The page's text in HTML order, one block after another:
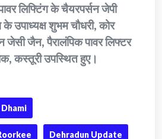
पावर लिफ्टिंग के चैयरपर्सन जेपी
के उपाध्यक्ष शुभम चौधरी, कोर
जेसी जैन, पैरालंपिक पावर लिफ्टर
कस्तूरी उपस्थित हुए।
Dehradun Update